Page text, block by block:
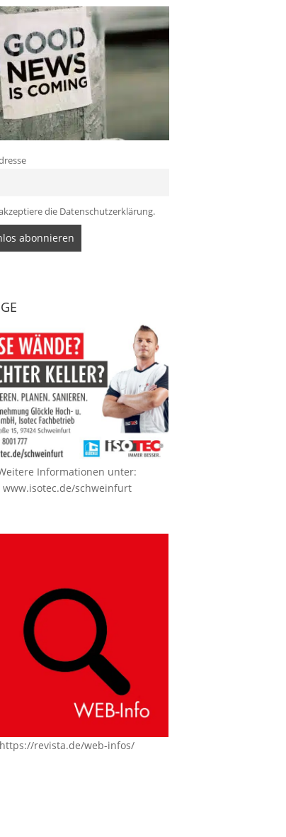
die Datenschutzerklärung.
Informationen unter:
www.isotec.de/schweinfurt
https://revista.de/web-infos/